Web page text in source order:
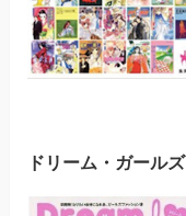
ドリーム・ガールズ